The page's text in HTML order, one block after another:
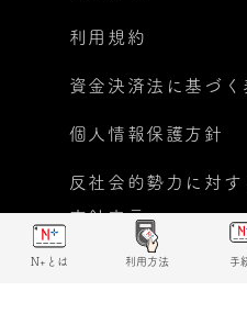
© 2019 N+ All
利用規約
資金決済法に基づく
個人情報保護方針
反社会的勢力に対す
方針宣言
N+とは 利用方法 手